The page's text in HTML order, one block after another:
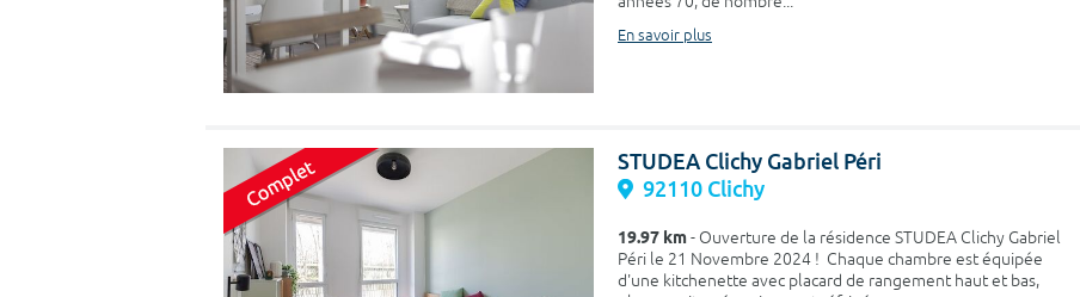
En savoir plus
STUDEA Clichy Gabriel Péri
92110 Clichy
19.97 km- Ouverture de la résidence STUDEA Clichy Gabriel
Péri le 21 Novembre 2024 ! Chaque chambre est équipée
d'une kitchenette avec placard de rangement haut et bas,